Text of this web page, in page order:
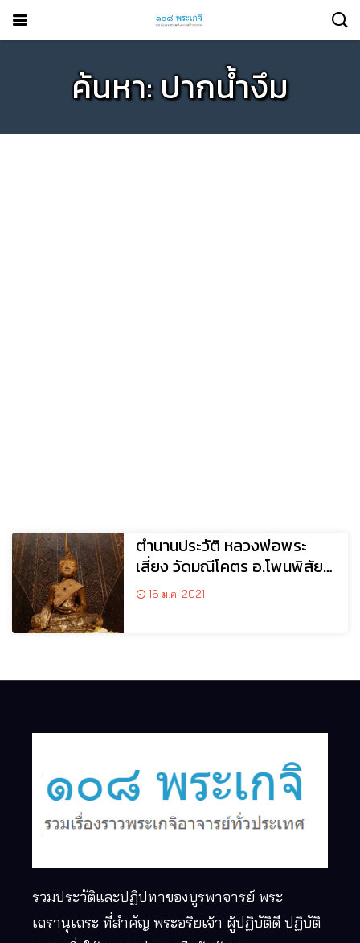
ค้นหา: ปากน้ำงึม
ตำนานประวัติ หลวงพ่อพระ
เสี่ยง วัดมณีโคตร อ.โพนพิสัย
จ.หนองคาย
16 ม.ค. 2021
รวมประวัติและปฏิปทาของบูรพาจารย์ พระ
เถรานุเถระ ที่สำคัญ พระอริยเจ้า ผู้ปฏิบัติดี ปฏิบัติ